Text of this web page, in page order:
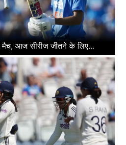
आज सीरीज जीतने के लिए...